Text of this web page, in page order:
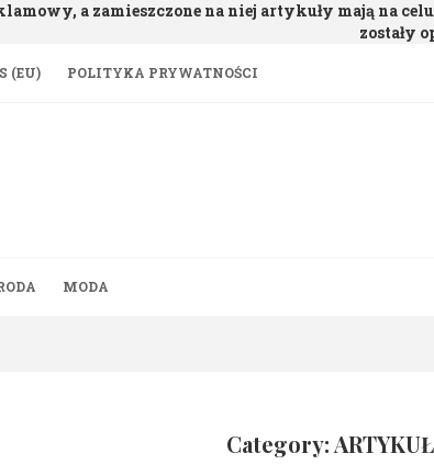
a zamieszczone na niej artykuły mają na
zostały
(EU) POLITYKA PRYWATNOŚCI
MODA
Category: